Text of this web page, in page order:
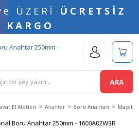
ÜZERİ ÜCRETSİZ
KARGO
ARA
El Aletleri Anahtar Boru Anahtarı Maşalı